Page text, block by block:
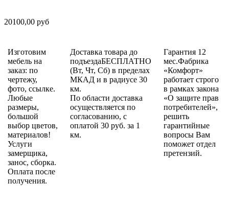
20100,00 руб
Изготовим
мебель на
заказ: по
чертежу,
фото, ссылке.
Любые
размеры,
большой
выбор цветов,
материалов!
Услуги
замерщика,
занос, сборка.
Оплата после
получения.
Доставка товара до
подъездаБЕСПЛАТНО
(Вт, Чт, Сб) в пределах
МКАД и в радиусе 30
км.
По области доставка
осуществляется по
согласованию, с
оплатой 30 руб. за 1
км.
Гарантия 12
мес.Фабрика
«Комфорт»
работает строго
в рамках закона
«О защите прав
потребителей»,
решить
гарантийные
вопросы Вам
поможет отдел
претензий.